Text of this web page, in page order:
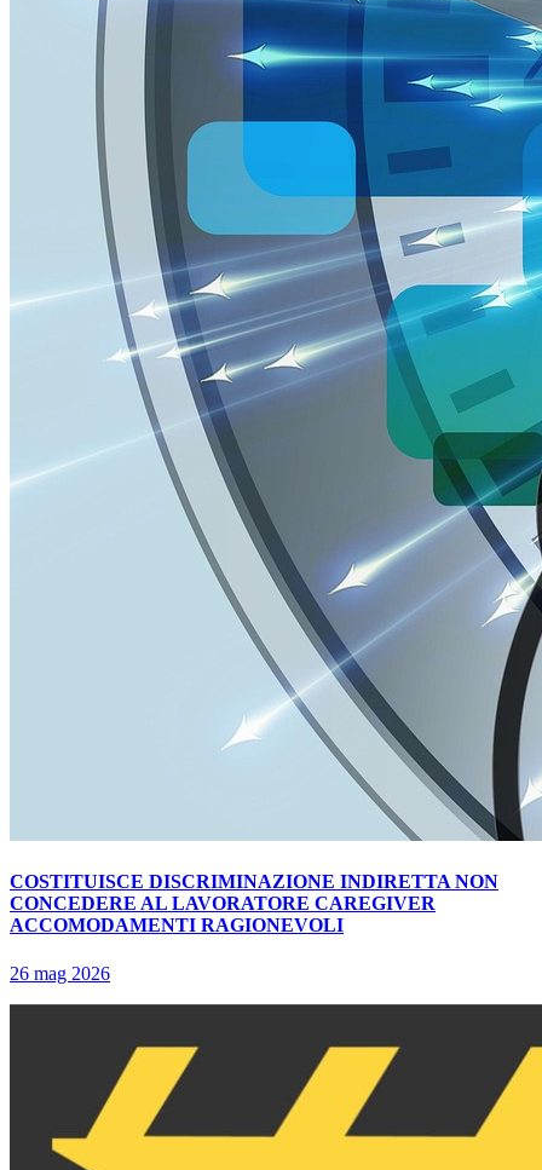
COSTITUISCE DISCRIMINAZIONE INDIRETTA NON
CONCEDERE AL LAVORATORE CAREGIVER
ACCOMODAMENTI RAGIONEVOLI
26 mag 2026